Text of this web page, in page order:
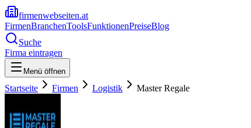
firmenwebseiten.at
FirmenBranchenToolsFunktionenPreiseBlog
Suche
Firma eintragen
Menü öffnen
Startseite Firmen Logistik Master Regale